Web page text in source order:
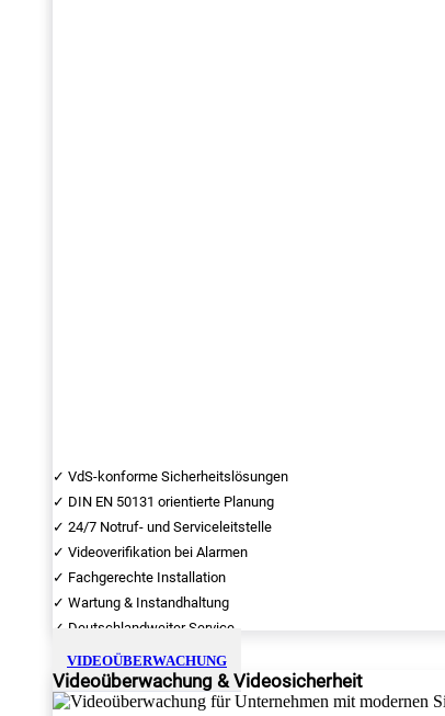
✓ VdS-konforme Sicherheitslösungen
✓ DIN EN 50131 orientierte Planung
✓ 24/7 Notruf- und Serviceleitstelle
✓ Videoverifikation bei Alarmen
✓ Fachgerechte Installation
✓ Wartung & Instandhaltung
✓ Deutschlandweiter Service
VIDEOÜBERWACHUNG
Videoüberwachung & Videosicherheit